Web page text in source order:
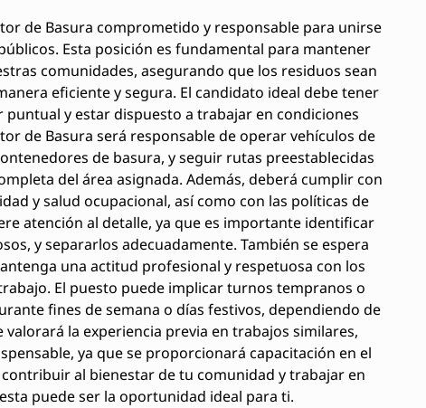
de Basura comprometido y responsable para unirse
Esta posición es fundamental para mantener
comunidades, asegurando que los residuos sean
eficiente y segura. El candidato ideal debe tener
puntual y estar dispuesto a trabajar en condiciones
de Basura será responsable de operar vehículos de
de basura, y seguir rutas preestablecidas
del área asignada. Además, deberá cumplir con
y salud ocupacional, así como con las políticas de
atención al detalle, ya que es importante identificar
y separarlos adecuadamente. También se espera
una actitud profesional y respetuosa con los
El puesto puede implicar turnos tempranos o
fines de semana o días festivos, dependiendo de
valorará la experiencia previa en trabajos similares,
ya que se proporcionará capacitación en el
al bienestar de tu comunidad y trabajar en
puede ser la oportunidad ideal para ti.